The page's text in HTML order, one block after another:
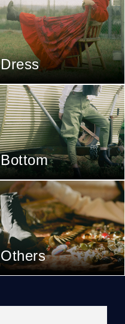
Dress
Bottom
Others